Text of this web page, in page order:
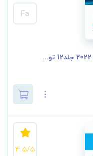
Fa
4.5/5